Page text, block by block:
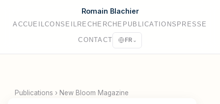
Romain Blachier
ACCUEILCONSEIL RECHERCHE PUBLICATIONS PRESSE
CONTACT FR ⌄
Publications › New Bloom Magazine